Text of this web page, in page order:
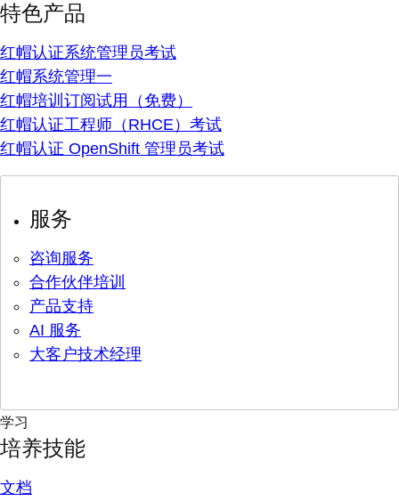
特色产品
红帽认证系统管理员考试
红帽系统管理一
红帽培训订阅试用（免费）
红帽认证工程师（RHCE）考试
红帽认证 OpenShift 管理员考试
服务
咨询服务
合作伙伴培训
产品支持
AI 服务
大客户技术经理
学习
培养技能
文档